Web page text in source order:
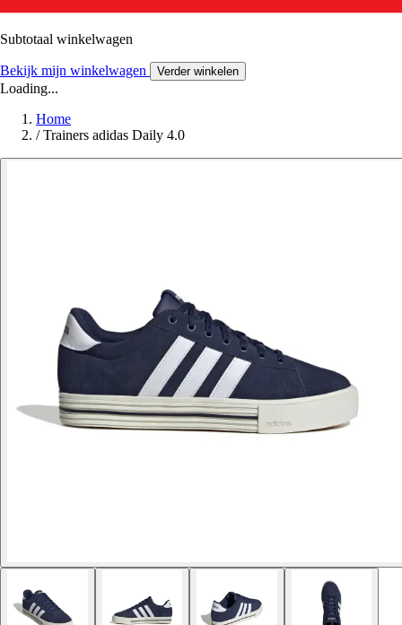
Subtotaal winkelwagen
Bekijk mijn winkelwagen Verder winkelen
Loading...
Home
/ Trainers adidas Daily 4.0